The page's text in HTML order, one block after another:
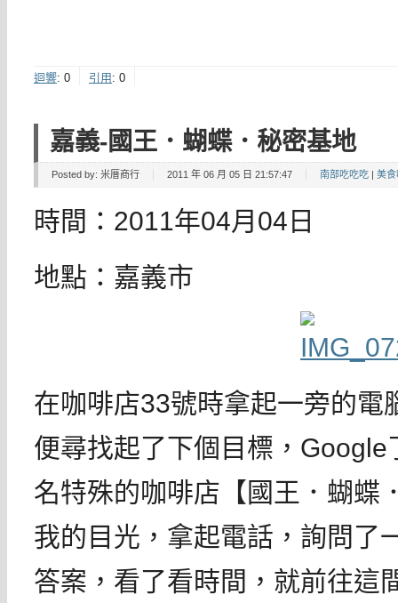
迴響: 0 引用: 0
嘉義-國王．蝴蝶．秘密基地
Posted by: 米厝商行 2011 年 06 月 05 日 21:57:47 南部吃吃吃 | 美食
時間：2011年04月04日
地點：嘉義市
在咖啡店33號時拿起一旁的電
便尋找起了下個目標，
名特殊的咖啡店【國王．蝴蝶
我的目光，拿起電話，詢問了
答案，看了看時間，就前往這